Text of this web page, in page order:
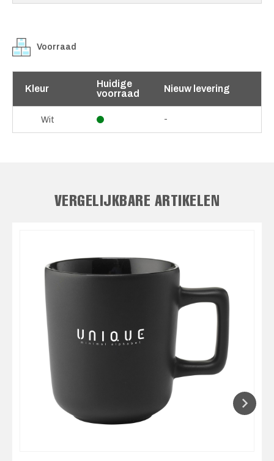
Voorraad
Kleur
Huidige
voorraad
Nieuw levering
Wit -
VERGELIJKBARE ARTIKELEN